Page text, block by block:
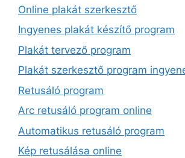
Online plakát szerkesztő
Ingyenes plakát készítő program
Plakát tervező program
Plakát szerkesztő program
Retusáló program
Arc retusáló program online
Automatikus retusáló program
Kép retusálása online